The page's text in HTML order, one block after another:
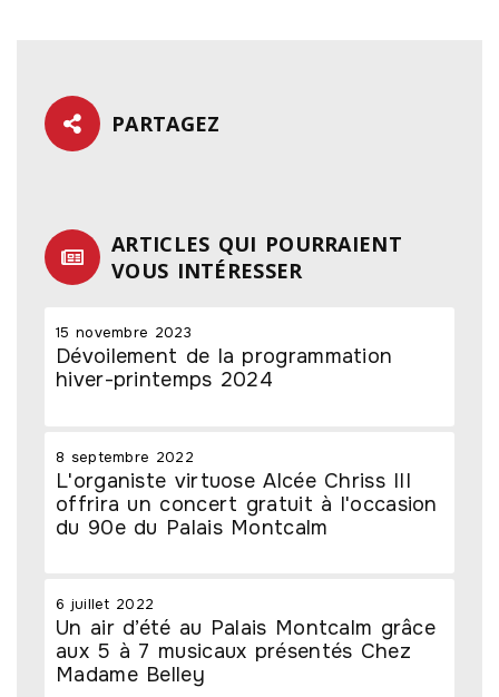
PARTAGEZ
ARTICLES QUI POURRAIENT
VOUS INTÉRESSER
15 novembre 2023
Dévoilement de la programmation
hiver-printemps 2024
8 septembre 2022
L'organiste virtuose Alcée Chriss III
offrira un concert gratuit à l'occasion
du 90e du Palais Montcalm
6 juillet 2022
Un air d’été au Palais Montcalm grâce
aux 5 à 7 musicaux présentés Chez
Madame Belley